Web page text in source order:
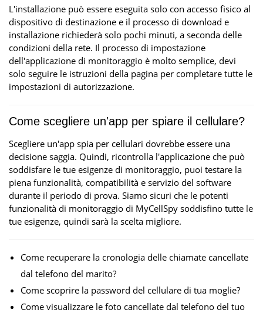
L'installazione può essere eseguita solo con accesso fisico al
dispositivo di destinazione e il processo di download e
installazione richiederà solo pochi minuti, a seconda delle
condizioni della rete. Il processo di impostazione
dell'applicazione di monitoraggio è molto semplice, devi
solo seguire le istruzioni della pagina per completare tutte le
impostazioni di autorizzazione.
Come scegliere un'app per spiare il cellulare?
Scegliere un'app spia per cellulari dovrebbe essere una
decisione saggia. Quindi, ricontrolla l'applicazione che può
soddisfare le tue esigenze di monitoraggio, puoi testare la
piena funzionalità, compatibilità e servizio del software
durante il periodo di prova. Siamo sicuri che le potenti
funzionalità di monitoraggio di MyCellSpy soddisfino tutte le
tue esigenze, quindi sarà la scelta migliore.
Come recuperare la cronologia delle chiamate cancellate
dal telefono del marito?
Come scoprire la password del cellulare di tua moglie?
Come visualizzare le foto cancellate dal telefono del tuo